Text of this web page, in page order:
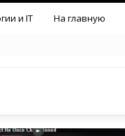
и IT На главную